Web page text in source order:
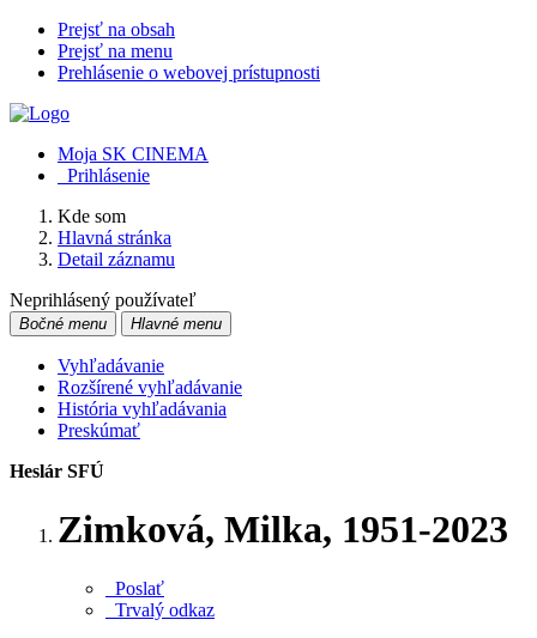
Prejsť na obsah
Prejsť na menu
Prehlásenie o webovej prístupnosti
Moja SK CINEMA
Prihlásenie
Kde som
Hlavná stránka
Detail záznamu
Neprihlásený používateľ
Bočné menu Hlavné menu
Vyhľadávanie
Rozšírené vyhľadávanie
História vyhľadávania
Preskúmať
Heslár SFÚ
Zimková, Milka, 1951-2023
Poslať
Trvalý odkaz